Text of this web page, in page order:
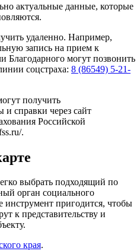
актуальные данные, которые
удаленно. Например,
запись на прием к
Благодарного могут позвонить
соцстраха: 8 (86549) 5-21-
получить
справки через сайт
Российской
.
выбрать подходящий по
орган социального
инструмент пригодится, чтобы
к представительству и
края.